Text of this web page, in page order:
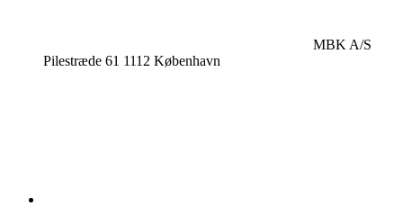
MBK A/S
Pilestræde 61 1112 København